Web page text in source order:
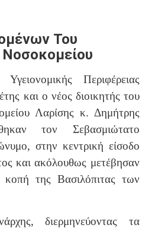
Του
Περιφέρειας
και ο νέος διοικητής του
Λαρίσης κ. Δημήτρης
τον Σεβασμιώτατο
στην κεντρική είσοδο
και ακόλουθως μετέβησαν
της Βασιλόπιτας των
διερμηνεύοντας τα